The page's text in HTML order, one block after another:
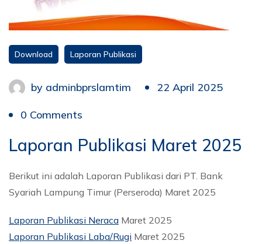
Download Laporan Publikasi
by adminbprslamtim 22 April 2025
0 Comments
Laporan Publikasi Maret 2025
Berikut ini adalah Laporan Publikasi dari PT. Bank
Syariah Lampung Timur (Perseroda) Maret 2025
Laporan Publikasi Neraca Maret 2025
Laporan Publikasi Laba/Rugi Maret 2025